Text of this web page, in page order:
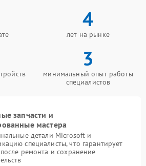
4
лет на рынке
3
минимальный опыт работы
специалистов
запчасти и
мастера
детали Microsoft и
специалисты, что гарантирует
ремонта и сохранение